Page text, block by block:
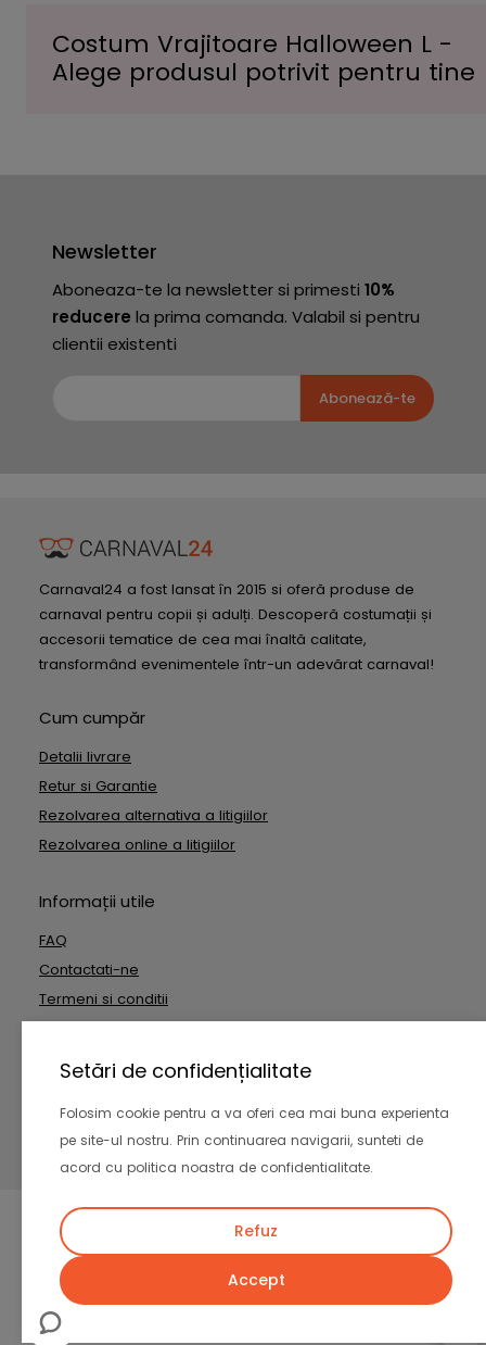
Setări de confidențialitate
Folosim cookie pentru a va oferi cea mai buna experienta
pe site-ul nostru. Prin continuarea navigarii, sunteti de
acord cu politica noastra de confidentialitate.
Refuz
Accept
Costum Vrajitoare Halloween L -
Alege produsul potrivit pentru tine
Newsletter
Aboneaza-te la newsletter si primesti 10%
reducere la prima comanda. Valabil si pentru
clientii existenti
Abonează-te
Carnaval24 a fost lansat în 2015 si oferă produse de
carnaval pentru copii și adulți. Descoperă costumații și
accesorii tematice de cea mai înaltă calitate,
transformând evenimentele într-un adevărat carnaval!
Cum cumpăr
Detalii livrare
Retur si Garantie
Rezolvarea alternativa a litigiilor
Rezolvarea online a litigiilor
Informații utile
FAQ
Contactati-ne
Termeni si conditii
Date cu caracter personal
-